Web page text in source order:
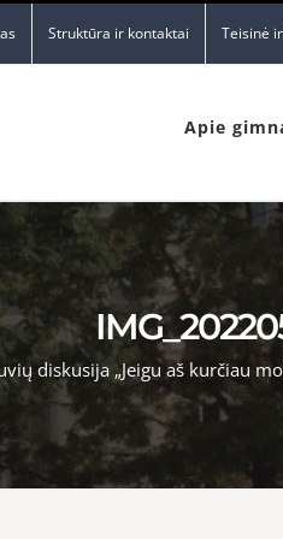
Struktūra ir kontaktai Teisinė
Apie
diskusija „Jeigu aš kurčiau